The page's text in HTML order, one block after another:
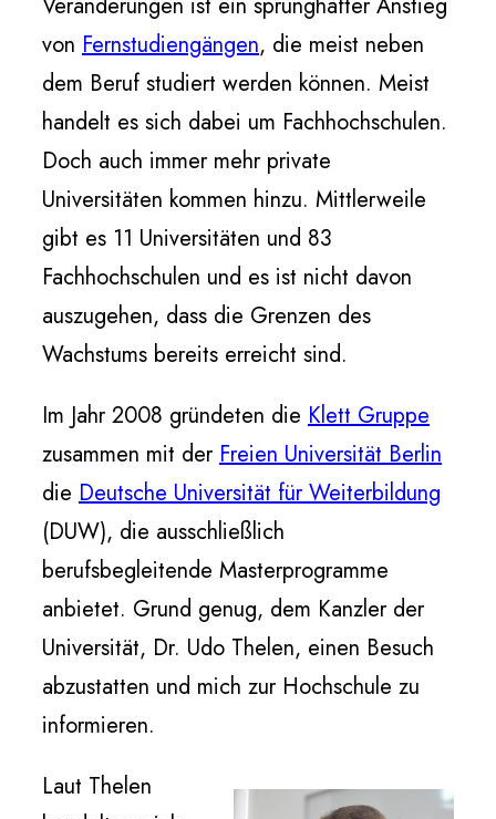
von Fernstudiengängen, die meist neben
dem Beruf studiert werden können. Meist
handelt es sich dabei um Fachhochschulen.
Doch auch immer mehr private
Universitäten kommen hinzu. Mittlerweile
gibt es 11 Universitäten und 83
Fachhochschulen und es ist nicht davon
auszugehen, dass die Grenzen des
Wachstums bereits erreicht sind.
Im Jahr 2008 gründeten die Klett Gruppe
zusammen mit derFreien Universität Berlin
die Deutsche Universität für Weiterbildung
(DUW), die ausschließlich
berufsbegleitende Masterprogramme
anbietet. Grund genug, dem Kanzler der
Universität, Dr. Udo Thelen, einen Besuch
abzustatten und mich zur Hochschule zu
informieren.
Laut Thelen